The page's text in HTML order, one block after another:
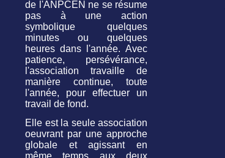
de l'ANPCEN ne se résume
pas à une action
symbolique quelques
minutes ou quelques
heures dans l'année. Avec
patience, persévérance,
l'association travaille de
manière continue, toute
l'année, pour effectuer un
travail de fond.
Elle est la seule association
oeuvrant par une approche
globale et agissant en
même temps aux deux